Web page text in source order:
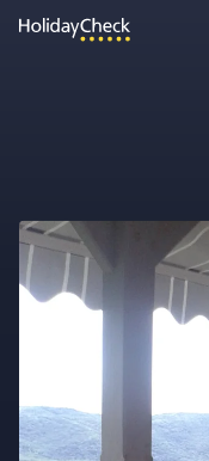
erreichbar. Tippe bitte
kostenlos an unter
0891
Seite neu laden